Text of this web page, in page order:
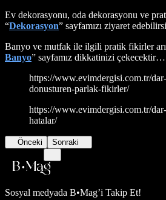
Ev dekorasyonu, oda dekorasyonu ve
“Dekorasyon” sayfamızı ziyaret
Banyo ve mutfak ile ilgili pratik fikirler
Banyo” sayfamız dikkatinizi çekecektir…
https://www.evimdergisi.com.tr/
donusturen-parlak-fikirler/
https://www.evimdergisi.com.tr/
hatalar/
Önceki Sonraki
Sosyal medyada B•Mag’i Takip Et!